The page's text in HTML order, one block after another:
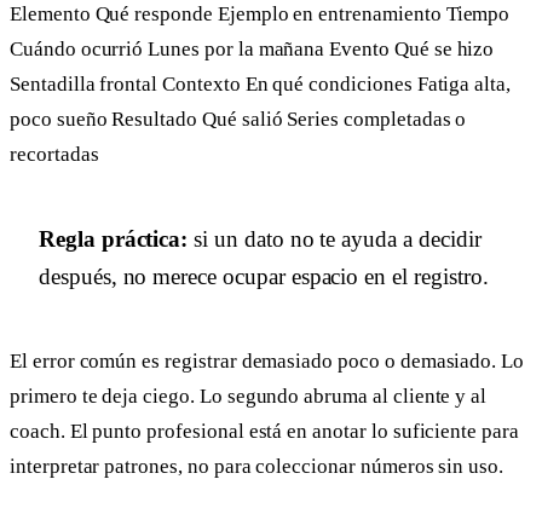
Elemento Qué responde Ejemplo en entrenamiento Tiempo
Cuándo ocurrió Lunes por la mañana Evento Qué se hizo
Sentadilla frontal Contexto En qué condiciones Fatiga alta,
poco sueño Resultado Qué salió Series completadas o
recortadas
Regla práctica: si un dato no te ayuda a decidir
después, no merece ocupar espacio en el registro.
El error común es registrar demasiado poco o demasiado. Lo
primero te deja ciego. Lo segundo abruma al cliente y al
coach. El punto profesional está en anotar lo suficiente para
interpretar patrones, no para coleccionar números sin uso.